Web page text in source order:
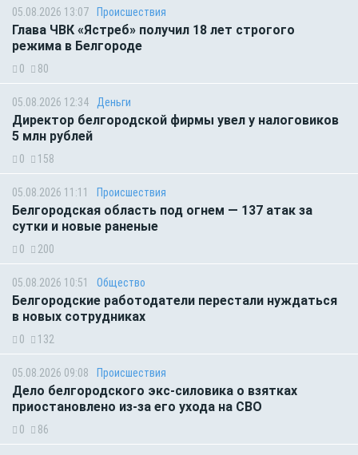
05.08.2026 13:07 Происшествия
Глава ЧВК «Ястреб» получил 18 лет строгого
режима в Белгороде
0 80
05.08.2026 12:34 Деньги
Директор белгородской фирмы увел у налоговиков
5 млн рублей
0 158
05.08.2026 11:11 Происшествия
Белгородская область под огнем — 137 атак за
сутки и новые раненые
0 200
05.08.2026 10:51 Общество
Белгородские работодатели перестали нуждаться
в новых сотрудниках
0 132
05.08.2026 09:08 Происшествия
Дело белгородского экс-силовика о взятках
приостановлено из-за его ухода на СВО
0 86